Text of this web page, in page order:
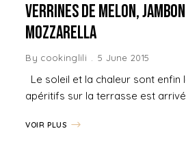
Verrines de Melon,
Mozzarella
By cookinglili 5 June 2015
Le soleil et la chaleur sont enfin
apéritifs sur la terrasse est
VOIR PLUS